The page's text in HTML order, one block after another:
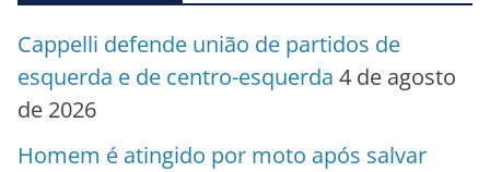
Cappelli defende união de partidos de
esquerda e de centro-esquerda 4 de agosto
de 2026
Homem é atingido por moto após salvar